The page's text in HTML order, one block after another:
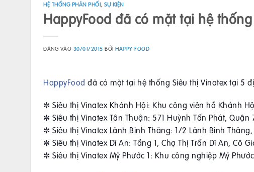
HỆ THỐNG PHÂN PHỐI, SỰ KIỆN
HappyFood đã có mặt tại hệ
ĐĂNG VÀO 30/01/2015 BỞIHAPPY FOOD
HappyFood đã có mặt tại hệ thống Siêu thị Vinatex tại 5
✼ Siêu thị Vinatex Khánh Hội: Khu công viên hồ Khánh
✼ Siêu thị Vinatex Tân Thuận: 571 Huỳnh Tấn Phát, Quận
✼ Siêu thị Vinatex Lãnh Binh Thăng: 1/2 Lãnh Binh Thăng,
✼ Siêu thị Vinatex Dĩ An: Tầng 1, Chợ Thị Trấn Dĩ An, Cô
✼ Siêu thị Vinatex Mỹ Phước 1: Khu công nghiệp Mỹ